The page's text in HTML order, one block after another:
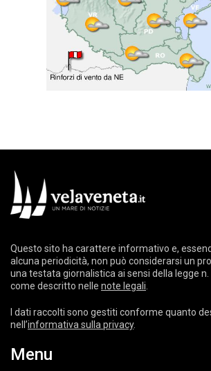
Questo sito ha carattere informativo e,
alcuna periodicità, non può considerarsi un
una testata giornalistica ai sensi della legge
come descritto nelle note legali
I dati raccolti sono gestiti conforme quanto
nell’informativa sulla privacy.
Menu